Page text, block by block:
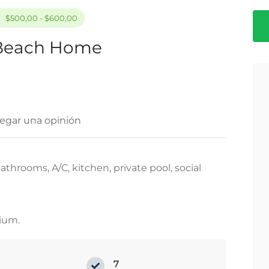
$500,00 - $600,00
Home
una opinión
A/C, kitchen, private pool, social
7